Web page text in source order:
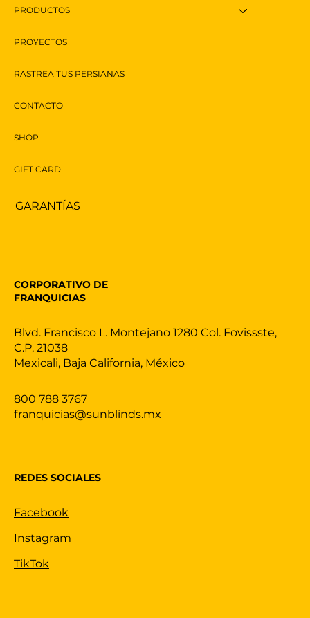
PRODUCTOS
PROYECTOS
RASTREA TUS PERSIANAS
CONTACTO
SHOP
GIFT CARD
GARANTÍAS
800 788 3767
franquicias@sunblinds.mx
Blvd. Francisco L. Montejano 1280 Col. Fovissste,
C.P. 21038
Mexicali, Baja California, México
CORPORATIVO DE
FRANQUICIAS
REDES SOCIALES
Facebook
Instagram
TikTok